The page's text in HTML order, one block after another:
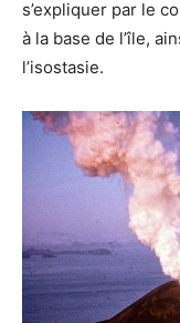
s’expliquer par le
à la base de l’île,
l’isostasie.